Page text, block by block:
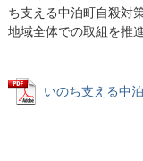
ち支える中泊町自殺対
地域全体での取組を推
いのち支える中